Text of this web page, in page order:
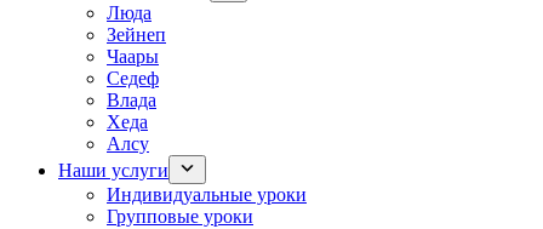
Люда
Зейнеп
Чаары
Седеф
Влада
Хеда
Алсу
Наши услуги
Индивидуальные уроки
Групповые уроки